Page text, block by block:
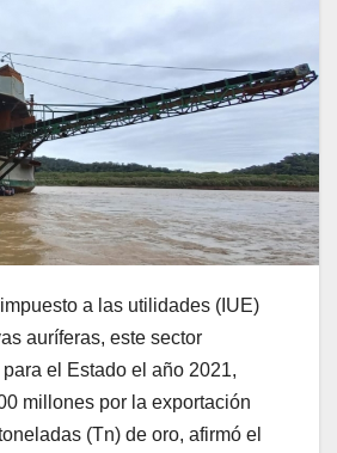
a las utilidades (IUE)
auríferas, este sector
el Estado el año 2021,
millones por la exportación
(Tn) de oro, afirmó el